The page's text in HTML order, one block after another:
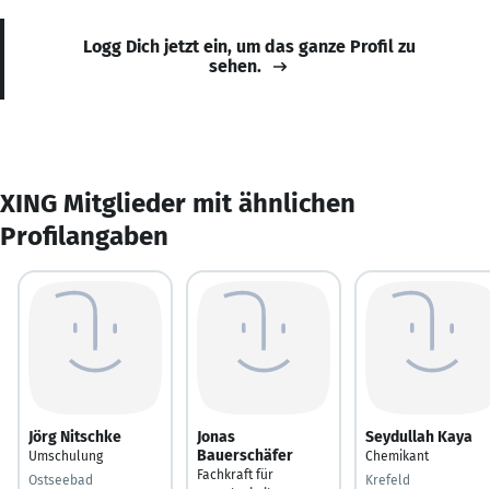
Logg Dich jetzt ein, um das ganze Profil zu
sehen.
XING Mitglieder mit ähnlichen
Profilangaben
Jörg Nitschke
Umschulung
Ostseebad
Jonas
Bauerschäfer
Fachkraft für
Seydullah Kaya
Chemikant
Krefeld